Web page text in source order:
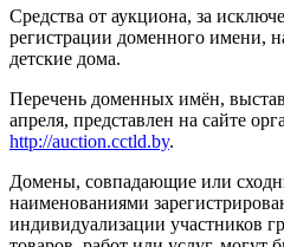
Средства от аукциона, за
регистрации доменного имени,
детские дома.
Перечень доменных имён,
апреля, представлен на сайте
http://auction.cctld.by.
Домены, совпадающие или
наименованиями
индивидуализации участников